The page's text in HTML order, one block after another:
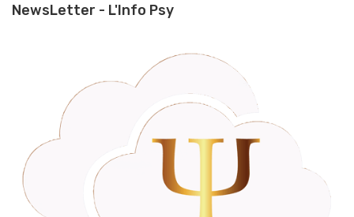
NewsLetter - L'Info Psy